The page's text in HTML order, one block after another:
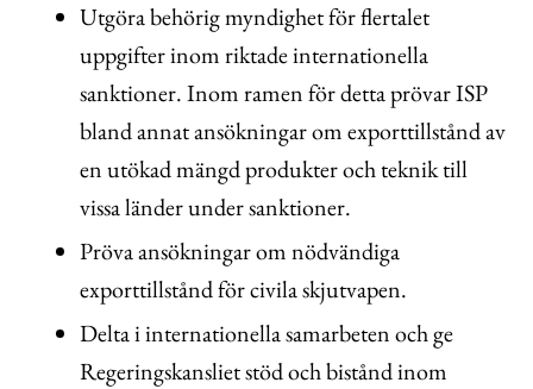
Utgöra behörig myndighet för flertalet
uppgifter inom riktade internationella
sanktioner. Inom ramen för detta prövar ISP
bland annat ansökningar om exporttillstånd av
en utökad mängd produkter och teknik till
vissa länder under sanktioner.
Pröva ansökningar om nödvändiga
exporttillstånd för civila skjutvapen.
Delta i internationella samarbeten och ge
Regeringskansliet stöd och bistånd inom